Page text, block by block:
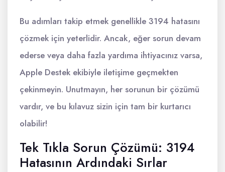
Bu adımları takip etmek genellikle 3194 hatasını
çözmek için yeterlidir. Ancak, eğer sorun devam
ederse veya daha fazla yardıma ihtiyacınız varsa,
Apple Destek ekibiyle iletişime geçmekten
çekinmeyin. Unutmayın, her sorunun bir çözümü
vardır, ve bu kılavuz sizin için tam bir kurtarıcı
olabilir!
Tek Tıkla Sorun Çözümü: 3194
Hatasının Ardındaki Sırlar